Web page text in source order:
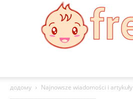
додому
Najnowsze wiadomości i artykuły